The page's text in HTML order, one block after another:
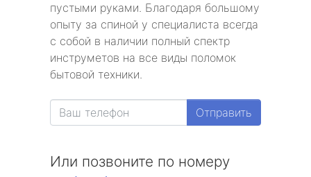
пустыми руками. Благодаря большому
опыту за спиной у специалиста всегда
с собой в наличии полный спектр
инструметов на все виды поломок
бытовой техники.
Отправить
Или позвоните по номеру